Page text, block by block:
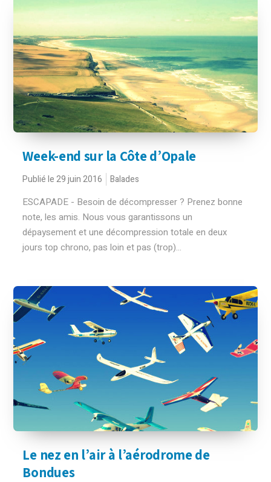
Week-end sur la Côte d’Opale
Publié le 29 juin 2016 Balades
ESCAPADE - Besoin de décompresser ? Prenez bonne
note, les amis. Nous vous garantissons un
dépaysement et une décompression totale en deux
jours top chrono, pas loin et pas (trop)...
Le nez en l’air à l’aérodrome de
Bondues